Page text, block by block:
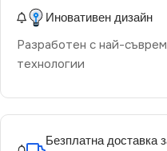
Иновативен дизайн
Разработен с най-
технологии
Безплатна доставка